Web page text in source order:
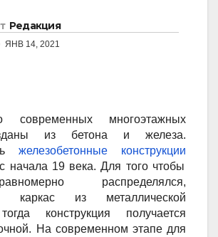
Редакция
ЯНВ 14, 2021
современных многоэтажных
из бетона и железа.
железобетонные конструкции
начала 19 века. Для того чтобы
распределялся,
каркас из металлической
конструкция получается
На современном этапе для